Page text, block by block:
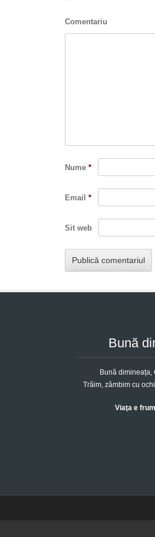
Comentariu
Nume *
Email *
Sit web
Bună
Bună dimineața,
Trăim, zâmbim cu
Viaţa e